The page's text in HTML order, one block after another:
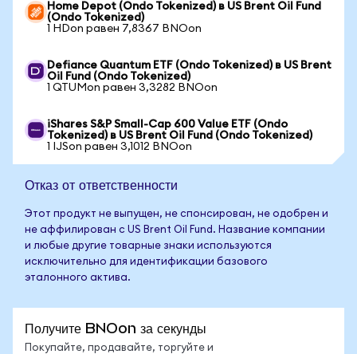
Home Depot (Ondo Tokenized) в US Brent Oil Fund
(Ondo Tokenized)
1 HDon равен 7,8367 BNOon
Defiance Quantum ETF (Ondo Tokenized) в US Brent
Oil Fund (Ondo Tokenized)
1 QTUMon равен 3,3282 BNOon
iShares S&P Small-Cap 600 Value ETF (Ondo
Tokenized) в US Brent Oil Fund (Ondo Tokenized)
1 IJSon равен 3,1012 BNOon
Отказ от ответственности
Этот продукт не выпущен, не спонсирован, не одобрен и
не аффилирован с US Brent Oil Fund. Название компании
и любые другие товарные знаки используются
исключительно для идентификации базового
эталонного актива.
Получите BNOon за секунды
Покупайте, продавайте, торгуйте и